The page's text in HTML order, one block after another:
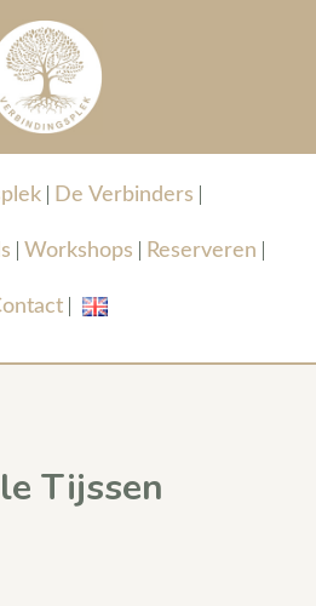
De Verbinders
Workshops Reserveren
Tijssen